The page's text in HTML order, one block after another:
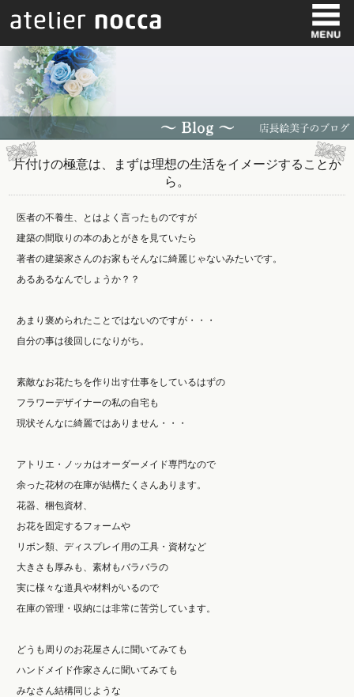
片付けの極意は、まずは理想の生活をイメージすることか
ら。
医者の不養生、とはよく言ったものですが
建築の間取りの本のあとがきを見ていたら
著者の建築家さんのお家もそんなに綺麗じゃないみたいです。
あるあるなんでしょうか？？
あまり褒められたことではないのですが・・・
自分の事は後回しになりがち。
素敵なお花たちを作り出す仕事をしているはずの
フラワーデザイナーの私の自宅も
現状そんなに綺麗ではありません・・・
アトリエ・ノッカはオーダーメイド専門なので
余った花材の在庫が結構たくさんあります。
花器、梱包資材、
お花を固定するフォームや
リボン類、ディスプレイ用の工具・資材など
大きさも厚みも、素材もバラバラの
実に様々な道具や材料がいるので
在庫の管理・収納には非常に苦労しています。
どうも周りのお花屋さんに聞いてみても
ハンドメイド作家さんに聞いてみても
みなさん結構同じような